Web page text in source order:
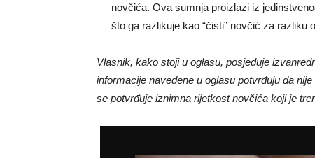
novčića. Ova sumnja proizlazi iz
što ga razlikuje kao “čisti” novčić za razliku
Vlasnik, kako stoji u oglasu, posjeduje
informacije navedene u oglasu potvrđuju da
se potvrđuje iznimna rijetkost novčića koji je